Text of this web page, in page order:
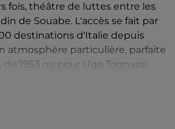
fois, théâtre de luttes entre les
de Souabe. L'accès se fait par
destinations d'Italie depuis
atmosphère particulière, parfaite
1953 ou pour Ugo Tognazzi
du dernier dimanche de